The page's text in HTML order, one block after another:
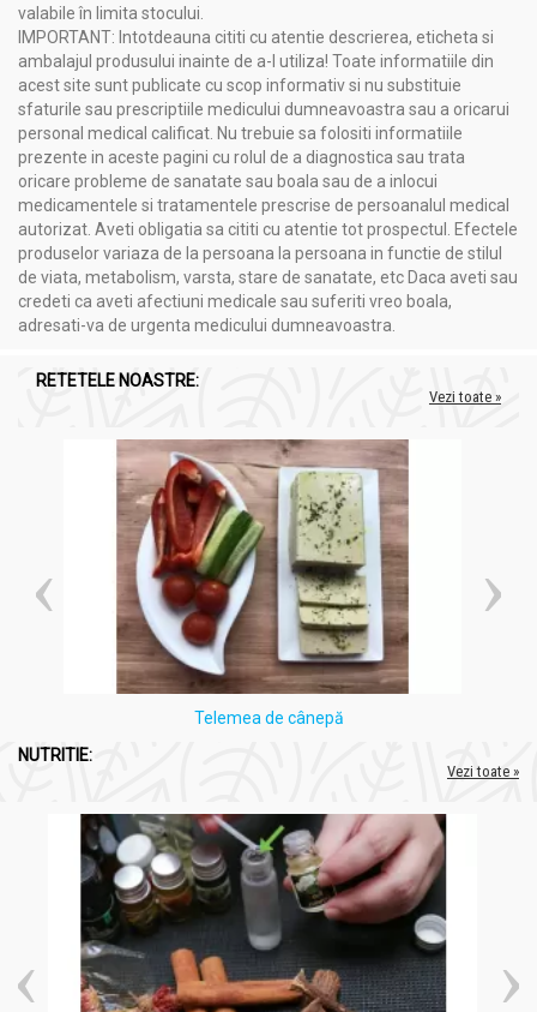
valabile în limita stocului.
IMPORTANT: Intotdeauna cititi cu atentie descrierea, eticheta si
ambalajul produsului inainte de a-l utiliza! Toate informatiile din
acest site sunt publicate cu scop informativ si nu substituie
sfaturile sau prescriptiile medicului dumneavoastra sau a oricarui
personal medical calificat. Nu trebuie sa folositi informatiile
prezente in aceste pagini cu rolul de a diagnostica sau trata
oricare probleme de sanatate sau boala sau de a inlocui
medicamentele si tratamentele prescrise de persoanalul medical
autorizat. Aveti obligatia sa cititi cu atentie tot prospectul. Efectele
produselor variaza de la persoana la persoana in functie de stilul
de viata, metabolism, varsta, stare de sanatate, etc Daca aveti sau
credeti ca aveti afectiuni medicale sau suferiti vreo boala,
adresati-va de urgenta medicului dumneavoastra.
RETETELE NOASTRE:
Vezi toate »
Telemea de cânepă
NUTRITIE:
Vezi toate »